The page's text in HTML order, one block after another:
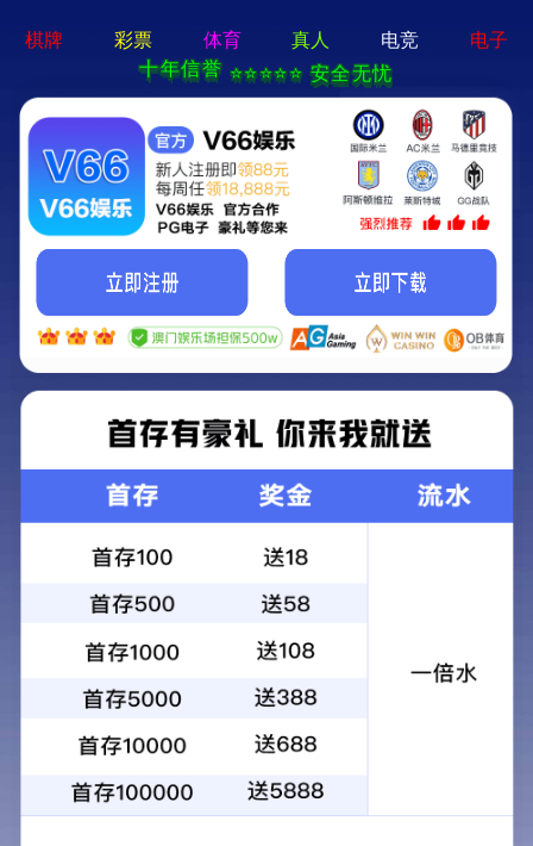
招商热线：0571-82190711
洗牌更快更静音，宣和G680MINI系列超薄震
撼上市！
2022/06/10 更新